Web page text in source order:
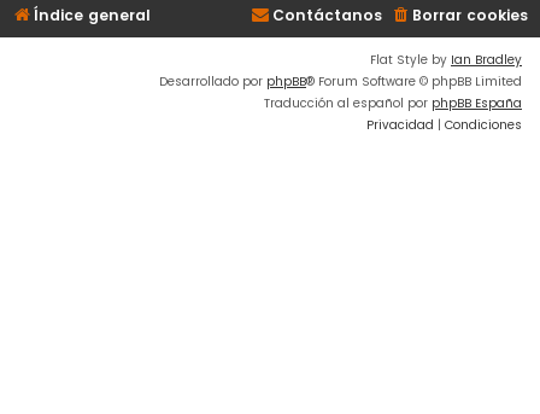
Índice general Borrar cookies
Contáctanos
Flat Style by Ian Bradley
Desarrollado por phpBB® Forum Software © phpBB Limited
Traducción al español por phpBB España
Privacidad | Condiciones